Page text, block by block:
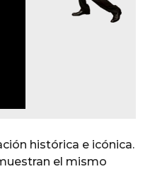
histórica e icónica.
el mismo